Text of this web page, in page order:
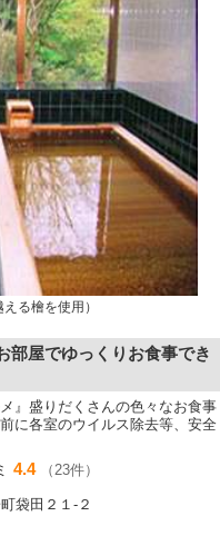
る檜を使用）
でゆっくりお食事でき
』盛りだくさんの色々なお食事
に各室のウイルス除去等、安全
4.4 （23件）
袋田２１‐２